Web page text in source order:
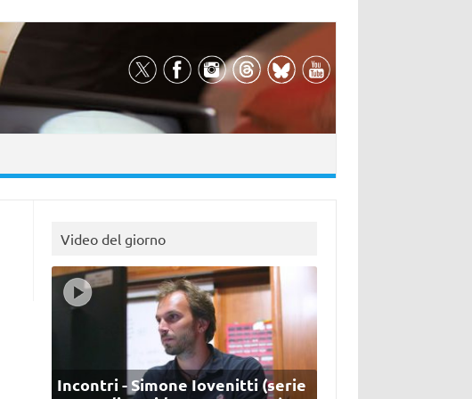
Video del giorno
Incontri - Simone Iovenitti (serie